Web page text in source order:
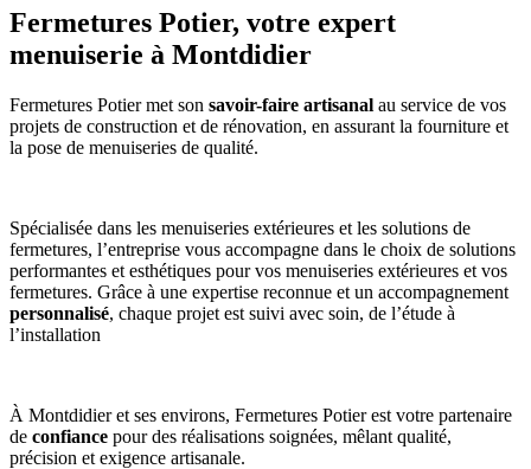
Fermetures Potier, votre expert
menuiserie à Montdidier
Fermetures Potier met son savoir-faire artisanal au service de vos
projets de construction et de rénovation, en assurant la fourniture et
la pose de menuiseries de qualité.
Spécialisée dans les menuiseries extérieures et les solutions de
fermetures, l’entreprise vous accompagne dans le choix de solutions
performantes et esthétiques pour vos menuiseries extérieures et vos
fermetures. Grâce à une expertise reconnue et un accompagnement
personnalisé, chaque projet est suivi avec soin, de l’étude à
l’installation
À Montdidier et ses environs, Fermetures Potier est votre partenaire
de confiance pour des réalisations soignées, mêlant qualité,
précision et exigence artisanale.